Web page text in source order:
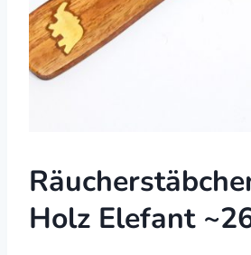
Holz Elefant